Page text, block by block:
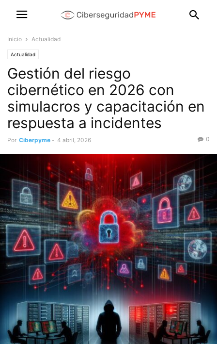
Inicio Actualidad
Actualidad
Gestión del riesgo
cibernético en 2026 con
simulacros y capacitación en
respuesta a incidentes
Por Ciberpyme - 4 abril, 2026 0